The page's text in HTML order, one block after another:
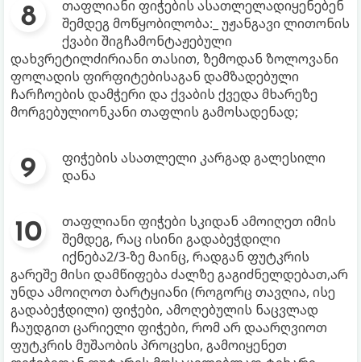
თაფლიანი ფიჭების ასათლელადიყენებენ
შემდეგ მოწყობილობა:_ უჟანგავი ლითონის
ქვაბი შიგჩამონტაჟებული
დახვრეტილძირიანი თასით, ზემოდან ზოლოვანი
ფოლადის ფირფიტებისაგან დამზადებული
ჩარჩოების დამჭერი და ქვაბის ქვედა მხარეზე
მორგებულიონკანი თაფლის გამოსადენად;
ფიჭების ასათლელი კარგად გალესილი
დანა
თაფლიანი ფიჭები სკიდან ამოიღეთ იმის
შემდეგ, რაც ისინი გადაბეჭდილი
იქნება2/3-ზე მაინც, რადგან ფუტკრის
გარეშე მისი დამწიფება ძალზე გაგიძნელდებათ,არ
უნდა ამოიღოთ ბარტყიანი (როგორც თავღია, ისე
გადაბეჭდილი) ფიჭები, ამოღებულის ნაცვლად
ჩაუდგით ცარიელი ფიჭები, რომ არ დაარღვიოთ
ფუტკრის მუშაობის პროცესი, გამოიყენეთ